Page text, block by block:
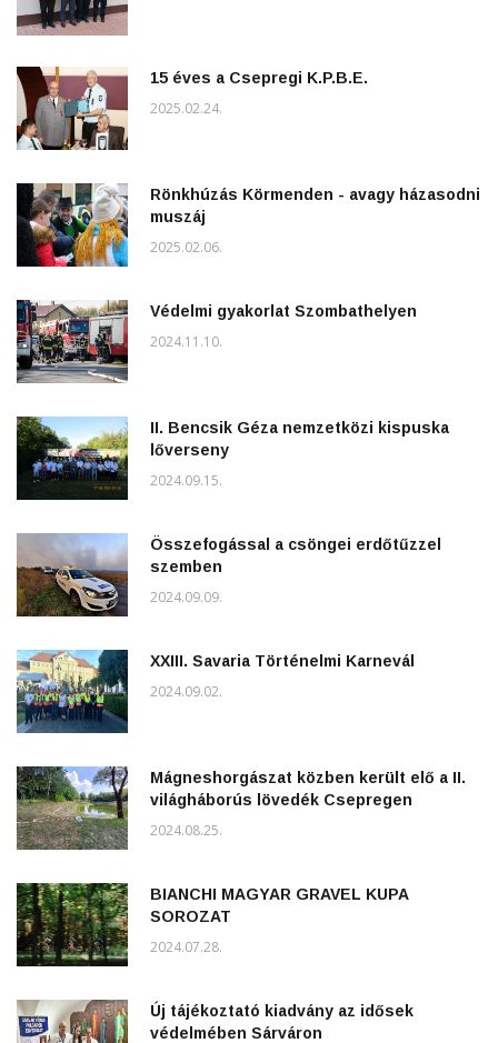
15 éves a Csepregi K.P.B.E.
2025.02.24.
Rönkhúzás Körmenden - avagy házasodni
muszáj
2025.02.06.
Védelmi gyakorlat Szombathelyen
2024.11.10.
II. Bencsik Géza nemzetközi kispuska
lőverseny
2024.09.15.
Összefogással a csöngei erdőtűzzel
szemben
2024.09.09.
XXIII. Savaria Történelmi Karnevál
2024.09.02.
Mágneshorgászat közben került elő a II.
világháborús lövedék Csepregen
2024.08.25.
BIANCHI MAGYAR GRAVEL KUPA
SOROZAT
2024.07.28.
Új tájékoztató kiadvány az idősek
védelmében Sárváron